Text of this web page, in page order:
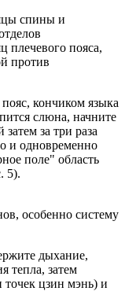
спины и
плечевого пояса,
против
кончиком языка
слюна, начните
за три раза
и одновременно
поле" область
5).
особенно систему
дыхание,
тепла, затем
точек цзин мэнь) и